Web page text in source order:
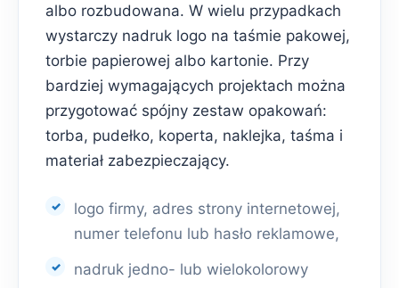
albo rozbudowana. W wielu przypadkach
wystarczy nadruk logo na taśmie pakowej,
torbie papierowej albo kartonie. Przy
bardziej wymagających projektach można
przygotować spójny zestaw opakowań:
torba, pudełko, koperta, naklejka, taśma i
materiał zabezpieczający.
logo firmy, adres strony internetowej,
numer telefonu lub hasło reklamowe,
nadruk jedno- lub wielokolorowy